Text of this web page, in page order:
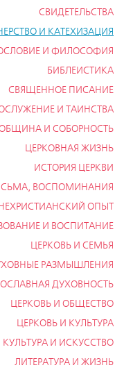
СВИДЕТЕЛЬСТВА
И КАТЕХИЗАЦИЯ
И ФИЛОСОФИЯ
БИБЛЕИСТИКА
СВЯЩЕННОЕ ПИСАНИЕ
И ТАИНСТВА
И СОБОРНОСТЬ
ЦЕРКОВНАЯ ЖИЗНЬ
ИСТОРИЯ ЦЕРКВИ
ВОСПОМИНАНИЯ
ОПЫТ
И ВОСПИТАНИЕ
ЦЕРКОВЬ И СЕМЬЯ
РАЗМЫШЛЕНИЯ
ДУХОВНОСТЬ
ЦЕРКОВЬ И ОБЩЕСТВО
ЦЕРКОВЬ И КУЛЬТУРА
КУЛЬТУРА И ИСКУССТВО
ЛИТЕРАТУРА И ЖИЗНЬ